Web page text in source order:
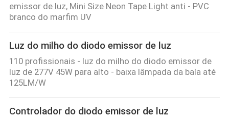
emissor de luz, Mini Size Neon Tape Light anti - PVC
branco do marfim UV
Luz do milho do diodo emissor de luz
110 profissionais - luz do milho do diodo emissor de
luz de 277V 45W para alto - baixa lâmpada da baía até
125LM/W
Controlador do diodo emissor de luz